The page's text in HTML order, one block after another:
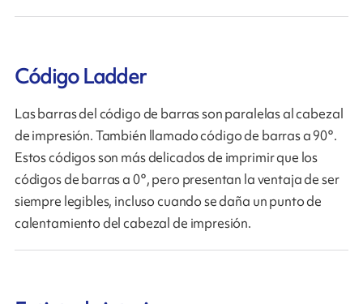
Código Ladder
Las barras del código de barras son paralelas al cabezal
de impresión. También llamado código de barras a 90°.
Estos códigos son más delicados de imprimir que los
códigos de barras a 0°, pero presentan la ventaja de ser
siempre legibles, incluso cuando se daña un punto de
calentamiento del cabezal de impresión.